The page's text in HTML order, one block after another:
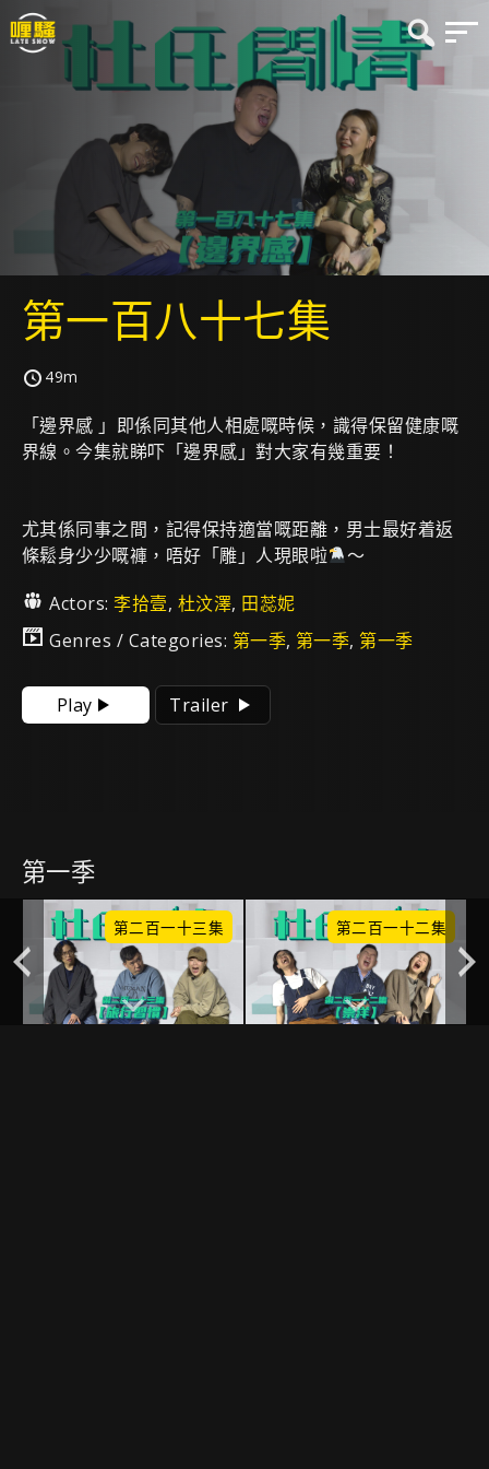
第一百八十七集
49m
「邊界感 」即係同其他人相處嘅時候，識得保留健康嘅
界線。今集就睇吓「邊界感」對大家有幾重要！
尤其係同事之間，記得保持適當嘅距離，男士最好着返
條鬆身少少嘅褲，唔好「雕」人現眼啦
～
Actors:李拾壹, 杜汶澤, 田蕊妮
Genres / Categories: 第一季, 第一季, 第一季
Play Trailer
第一季
第二百一十三集 第二百一十二集